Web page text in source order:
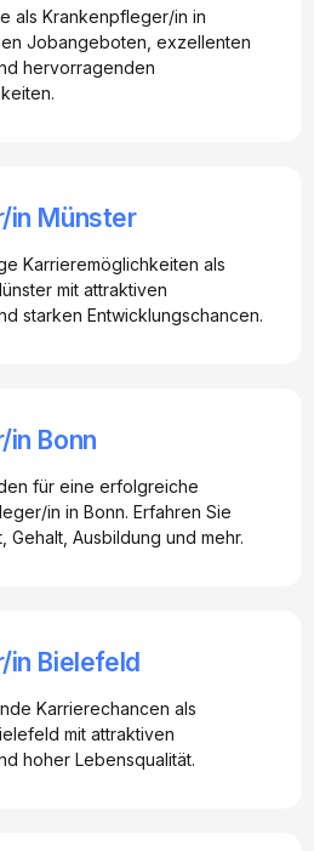
als Krankenpfleger/in in
Jobangeboten, exzellenten
hervorragenden
in Münster
Karrieremöglichkeiten als
mit attraktiven
starken Entwicklungschancen.
Bonn
für eine erfolgreiche
in in Bonn. Erfahren Sie
Gehalt, Ausbildung und mehr.
in Bielefeld
Karrierechancen als
mit attraktiven
hoher Lebensqualität.